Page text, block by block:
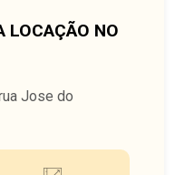
LOCAÇÃO NO
Jose do